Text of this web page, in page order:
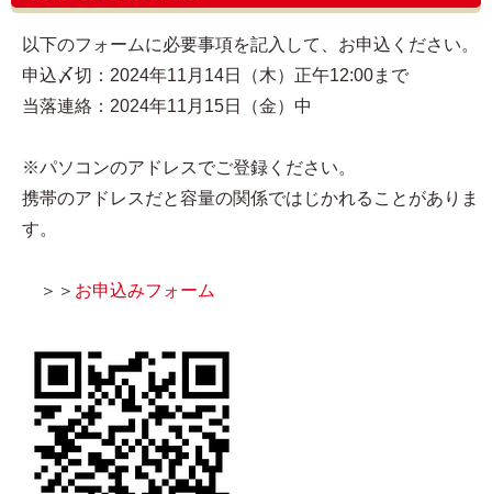
以下のフォームに必要事項を記入して、お申込ください。
申込〆切：2024年11月14日（木）正午12:00まで
当落連絡：2024年11月15日（金）中
※パソコンのアドレスでご登録ください。
携帯のアドレスだと容量の関係ではじかれることがありま
す。
＞＞ お申込みフォーム